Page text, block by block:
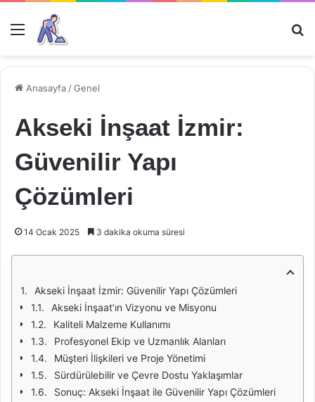
Menü
Anasayfa /Genel
Akseki İnşaat İzmir:
Güvenilir Yapı
Çözümleri
14 Ocak 2025 3 dakika okuma süresi
Akseki İnşaat İzmir: Güvenilir Yapı Çözümleri
Akseki İnşaat’ın Vizyonu ve Misyonu
Kaliteli Malzeme Kullanımı
Profesyonel Ekip ve Uzmanlık Alanları
Müşteri İlişkileri ve Proje Yönetimi
Sürdürülebilir ve Çevre Dostu Yaklaşımlar
Sonuç: Akseki İnşaat ile Güvenilir Yapı Çözümleri